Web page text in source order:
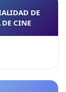
DE
DE CINE